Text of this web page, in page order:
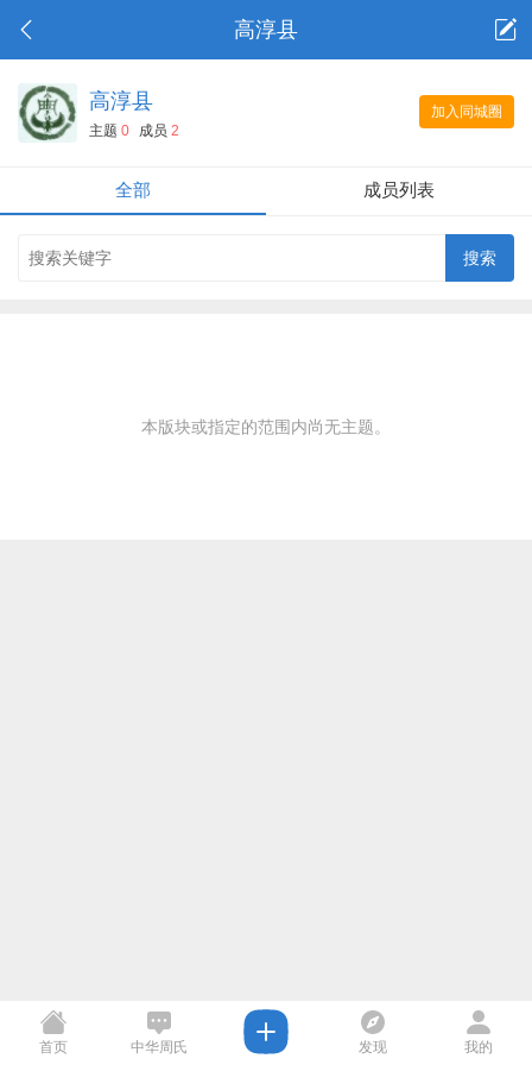
高淳县
加入同城圈
高淳县
主题 0 成员 2
全部 成员列表
本版块或指定的范围内尚无主题。
首页 中华周氏 发现 我的